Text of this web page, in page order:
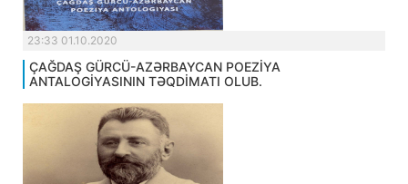
23:33 01.10.2020
ÇAĞDAŞ GÜRCÜ-AZƏRBAYCAN POEZİYA
ANTALOGİYASININ TƏQDİMATI OLUB.